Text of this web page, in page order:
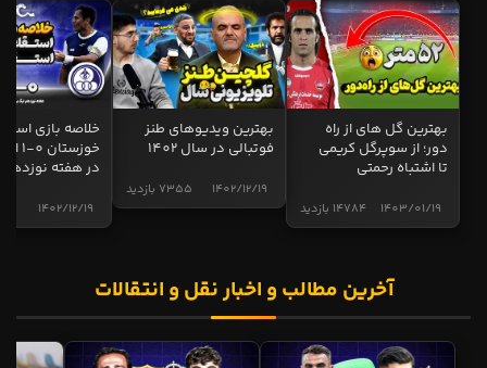
بهترین گل های از راه
دور؛ از سوپرگل کریمی
تا اشتباه رحمتی
14784 بازدید 1403/01/19
بهترین ویدیوهای طنز
فوتبالی در سال 1402
7355 بازدید 1402/12/19
خلاصه بازی
در هفته نوزدهم
1402/12/19
آخرین مطالب و اخبار نقل و انتقالات